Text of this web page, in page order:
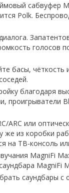
сабвуфер
Polk.
голосов
басы,
благодаря
проигрыватели
ARC или
же из коробки
на ТВ-консоль
MagniFi
MagniFi
саундбары с